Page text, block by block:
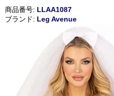
商品番号: LLAA1087
ブランド: Leg Avenue